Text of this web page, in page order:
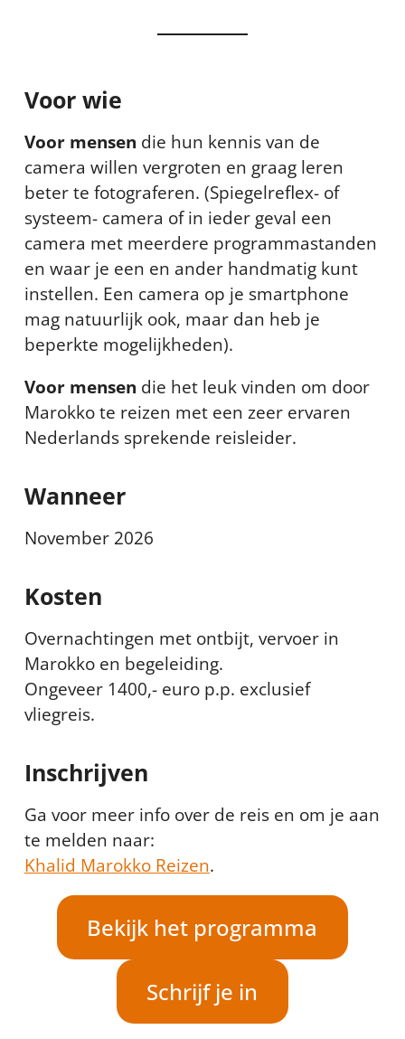
Voor wie
Voor mensen die hun kennis van de
camera willen vergroten en graag leren
beter te fotograferen. (Spiegelreflex- of
systeem- camera of in ieder geval een
camera met meerdere programmastanden
en waar je een en ander handmatig kunt
instellen. Een camera op je smartphone
mag natuurlijk ook, maar dan heb je
beperkte mogelijkheden).
Voor mensen die het leuk vinden om door
Marokko te reizen met een zeer ervaren
Nederlands sprekende reisleider.
Wanneer
November 2026
Kosten
Overnachtingen met ontbijt, vervoer in
Marokko en begeleiding.
Ongeveer 1400,- euro p.p. exclusief
vliegreis.
Inschrijven
Ga voor meer info over de reis en om je aan
te melden naar:
Khalid Marokko Reizen.
Bekijk het programma
Schrijf je in